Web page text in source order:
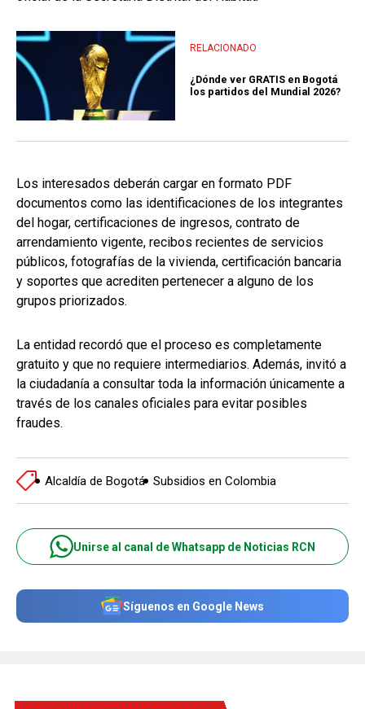
RELACIONADO
¿Dónde ver GRATIS en Bogotá
los partidos del Mundial 2026?
Los interesados deberán cargar en formato PDF
documentos como las identificaciones de los integrantes
del hogar, certificaciones de ingresos, contrato de
arrendamiento vigente, recibos recientes de servicios
públicos, fotografías de la vivienda, certificación bancaria
y soportes que acrediten pertenecer a alguno de los
grupos priorizados.
La entidad recordó que el proceso es completamente
gratuito y que no requiere intermediarios. Además, invitó a
la ciudadanía a consultar toda la información únicamente a
través de los canales oficiales para evitar posibles
fraudes.
Alcaldía de Bogotá Subsidios en Colombia
Unirse al canal de Whatsapp de Noticias RCN
Síguenos en Google News